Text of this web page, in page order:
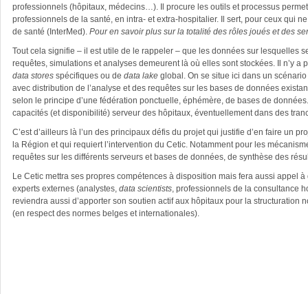
professionnels (hôpitaux, médecins…). Il procure les outils et processus
professionnels de la santé, en intra- et extra-hospitalier. Il sert, pour ceux qui
de santé (InterMed). Pour en savoir plus sur la totalité des rôles joués et des
Tout cela signifie – il est utile de le rappeler – que les données sur lesquelles
requêtes, simulations et analyses demeurent là où elles sont stockées. Il n’y a
data stores spécifiques ou de data lake global. On se situe ici dans un scénario
avec distribution de l’analyse et des requêtes sur les bases de données
selon le principe d’une fédération ponctuelle, éphémère, de bases de
capacités (et disponibilité) serveur des hôpitaux, éventuellement dans des
C’est d’ailleurs là l’un des principaux défis du projet qui justifie d’en faire un
la Région et qui requiert l’intervention du Cetic. Notamment pour les
requêtes sur les différents serveurs et bases de données, de synthèse des
Le Cetic mettra ses propres compétences à disposition mais fera aussi appel
experts externes (analystes, data scientists, professionnels de la consultance
reviendra aussi d’apporter son soutien actif aux hôpitaux pour la structuration
(en respect des normes belges et internationales).